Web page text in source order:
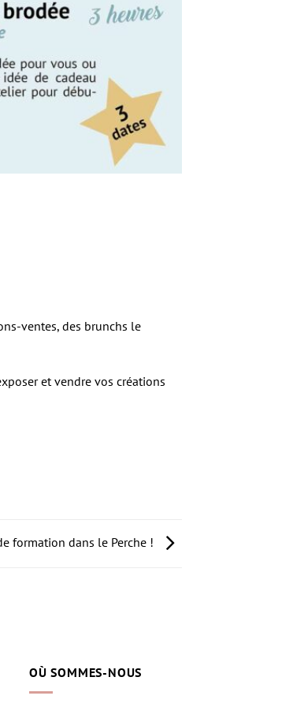
ventes, des brunchs le
et vendre vos créations
formation dans le Perche !
OÙ SOMMES-NOUS